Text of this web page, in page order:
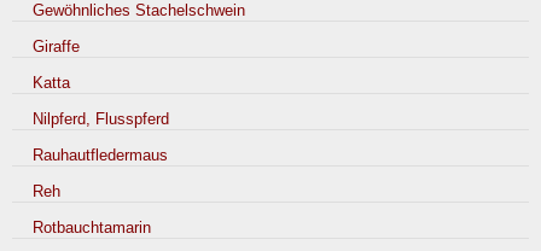
Gewöhnliches Stachelschwein
Giraffe
Katta
Nilpferd, Flusspferd
Rauhautfledermaus
Reh
Rotbauchtamarin